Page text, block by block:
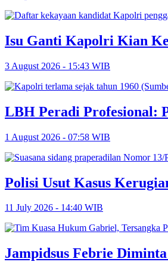
Isu Ganti Kapolri Kian
3 August 2026 - 15:43 WIB
LBH Peradi Profesional:
1 August 2026 - 07:58 WIB
Polisi Usut Kasus
11 July 2026 - 14:40 WIB
Jampidsus Febrie